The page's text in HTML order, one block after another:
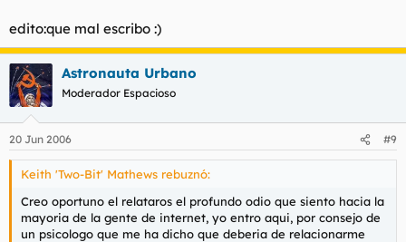
edito:que mal escribo :)
Astronauta Urbano
Moderador Espacioso
20 Jun 2006 #9
Keith 'Two-Bit' Mathews rebuznó:
Creo oportuno el relataros el profundo odio que siento hacia la
mayoria de la gente de internet, yo entro aqui, por consejo de
un psicologo que me ha dicho que deberia de relacionarme